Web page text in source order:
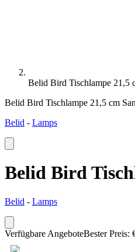
Belid Bird Tischlampe 21,5
Belid Bird Tischlampe 21,5 cm
Belid - Lamps
Belid Bird
Belid - Lamps
Verfügbare AngeboteBester Preis: